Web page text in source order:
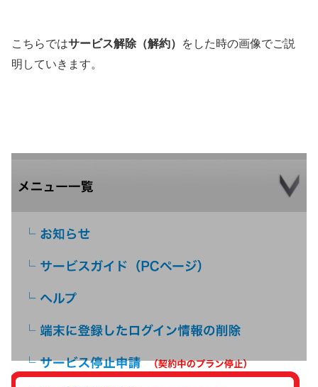
こちらではサービス解除（解約） をした時の画像でご説
明していきます。